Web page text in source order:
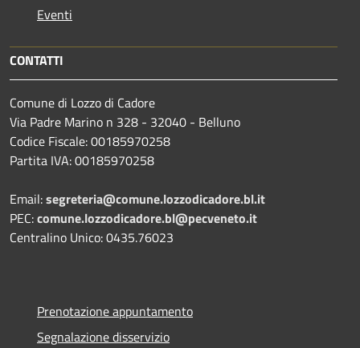
Eventi
CONTATTI
Comune di Lozzo di Cadore
Via Padre Marino n 328 - 32040 - Belluno
Codice Fiscale: 00185970258
Partita IVA: 00185970258
Email:segreteria@comune.lozzodicadore.bl.it
PEC:comune.lozzodicadore.bl@pecveneto.it
Centralino Unico: 0435.76023
Prenotazione appuntamento
Segnalazione disservizio